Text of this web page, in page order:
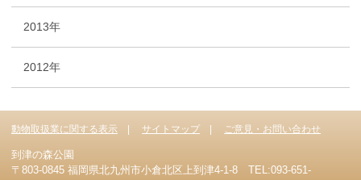
2013年
2012年
動物取扱業に関する表示 サイトマップ ご意見・お問い合わせ
到津の森公園
〒803-0845 福岡県北九州市小倉北区上到津4-1-8 TEL:093-651-